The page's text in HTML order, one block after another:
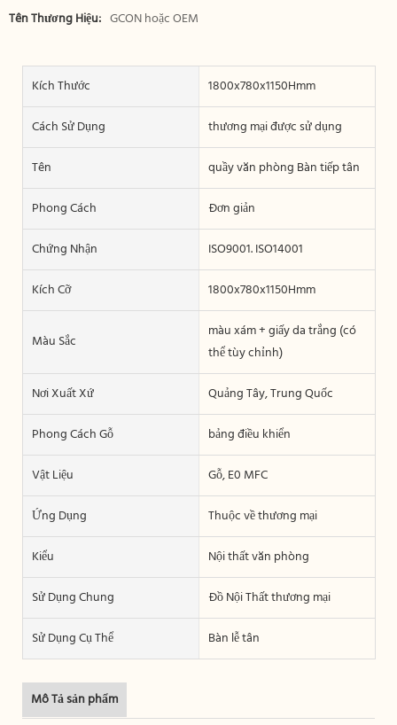
Tên Thương Hiệu: GCON hoặc OEM
Kích Thước
1800x780x1150Hmm
Cách Sử Dụng
thương mại được sử dụng
Tên
quầy văn phòng Bàn tiếp tân
Phong Cách
Đơn giản
Chứng Nhận
ISO9001. ISO14001
Kích Cỡ
1800x780x1150Hmm
Màu Sắc
màu xám + giấy da trắng (có
thể tùy chỉnh)
Nơi Xuất Xứ
Quảng Tây, Trung Quốc
Phong Cách Gỗ
bảng điều khiển
Vật Liệu
Gỗ, E0 MFC
Ứng Dụng
Thuộc về thương mại
Kiểu
Nội thất văn phòng
Sử Dụng Chung
Đồ Nội Thất thương mại
Sử Dụng Cụ Thể
Bàn lễ tân
Mô Tả sản phẩm